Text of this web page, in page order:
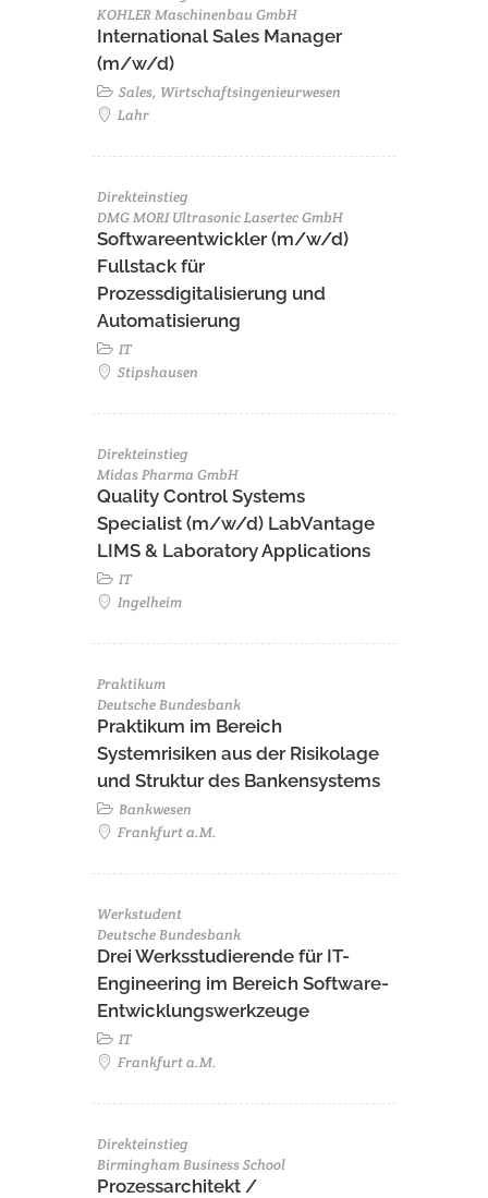
KOHLER Maschinenbau GmbH
International Sales Manager
(m/w/d)
Sales, Wirtschaftsingenieurwesen
Lahr
Direkteinstieg
DMG MORI Ultrasonic Lasertec GmbH
Softwareentwickler (m/w/d)
Fullstack für
Prozessdigitalisierung und
Automatisierung
IT
Stipshausen
Direkteinstieg
Midas Pharma GmbH
Quality Control Systems
Specialist (m/w/d) LabVantage
LIMS & Laboratory Applications
IT
Ingelheim
Praktikum
Deutsche Bundesbank
Praktikum im Bereich
Systemrisiken aus der Risikolage
und Struktur des Bankensystems
Bankwesen
Frankfurt a.M.
Werkstudent
Deutsche Bundesbank
Drei Werksstudierende für IT-
Engineering im Bereich Software-
Entwicklungswerkzeuge
IT
Frankfurt a.M.
Direkteinstieg
Birmingham Business School
Prozessarchitekt /